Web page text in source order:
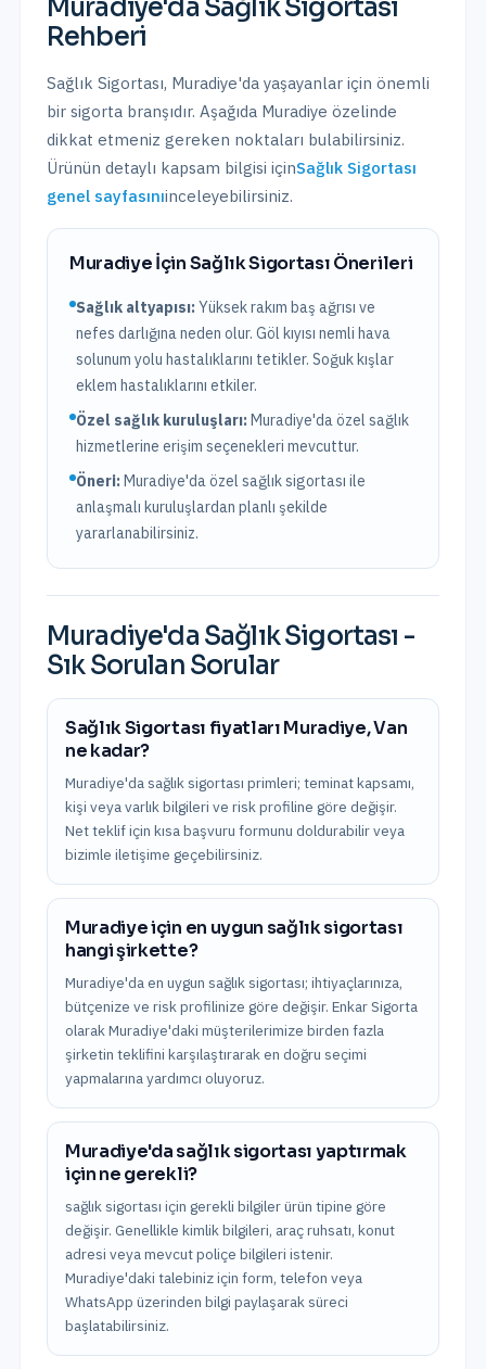
Muradiye'da Sağlık Sigortası
Rehberi
Sağlık Sigortası, Muradiye'da yaşayanlar için önemli
bir sigorta branşıdır. Aşağıda Muradiye özelinde
dikkat etmeniz gereken noktaları bulabilirsiniz.
Ürünün detaylı kapsam bilgisi içinSağlık Sigortası
genel sayfasınıinceleyebilirsiniz.
MuradiyeİçinSağlık SigortasıÖnerileri
Sağlık altyapısı:Yüksek rakım baş ağrısı ve
nefes darlığına neden olur. Göl kıyısı nemli hava
solunum yolu hastalıklarını tetikler. Soğuk kışlar
eklem hastalıklarını etkiler.
Özel sağlık kuruluşları:Muradiye'daözel sağlık
hizmetlerine erişim seçenekleri mevcuttur.
Öneri:Muradiye'da özel sağlık sigortası ile
anlaşmalı kuruluşlardan planlı şekilde
yararlanabilirsiniz.
Muradiye'da Sağlık Sigortası -
Sık Sorulan Sorular
Sağlık Sigortası fiyatları Muradiye, Van
ne kadar?
Muradiye'da sağlık sigortası primleri; teminat kapsamı,
kişi veya varlık bilgileri ve risk profiline göre değişir.
Net teklif için kısa başvuru formunu doldurabilir veya
bizimle iletişime geçebilirsiniz.
Muradiye için en uygun sağlık sigortası
hangi şirkette?
Muradiye'da en uygun sağlık sigortası; ihtiyaçlarınıza,
bütçenize ve risk profilinize göre değişir. Enkar Sigorta
olarak Muradiye'daki müşterilerimize birden fazla
şirketin teklifini karşılaştırarak en doğru seçimi
yapmalarına yardımcı oluyoruz.
Muradiye'da sağlık sigortası yaptırmak
için ne gerekli?
sağlık sigortası için gerekli bilgiler ürün tipine göre
değişir. Genellikle kimlik bilgileri, araç ruhsatı, konut
adresi veya mevcut poliçe bilgileri istenir.
Muradiye'daki talebiniz için form, telefon veya
WhatsApp üzerinden bilgi paylaşarak süreci
başlatabilirsiniz.